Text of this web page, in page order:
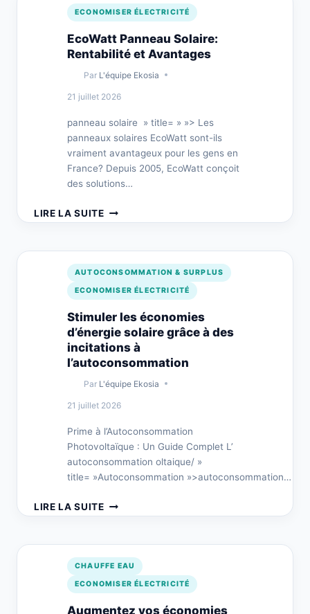
KWC
2023:
KEY
INSIGHTS
ECONOMISER ÉLECTRICITÉ
EcoWatt Panneau Solaire:
Rentabilité et Avantages
Par L'équipe Ekosia
21 juillet 2026
panneau solaire » title= » »> Les
panneaux solaires EcoWatt sont-ils
vraiment avantageux pour les gens en
France? Depuis 2005, EcoWatt conçoit
des solutions…
LIRE LA SUITEECOWATT
PANNEAU
RENTABILITÉ
ET
AUTOCONSOMMATION & SURPLUS
ECONOMISER ÉLECTRICITÉ
Stimuler les économies
d’énergie solaire grâce à des
incitations à
l’autoconsommation
Par L'équipe Ekosia
21 juillet 2026
Prime à l’Autoconsommation
Photovoltaïque : Un Guide Complet L’
autoconsommation oltaique/ »
title= »Autoconsommation »>autoconsommation…
LIRE LA SUITESTIMULER
LES
D’ÉNERGIE
SOLAIRE
GRÂCE
DES
CHAUFFE EAU
ECONOMISER ÉLECTRICITÉ
Augmentez vos économies